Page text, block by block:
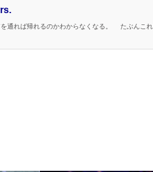
通れば帰れるのかわからなくなる。 たぶんこ